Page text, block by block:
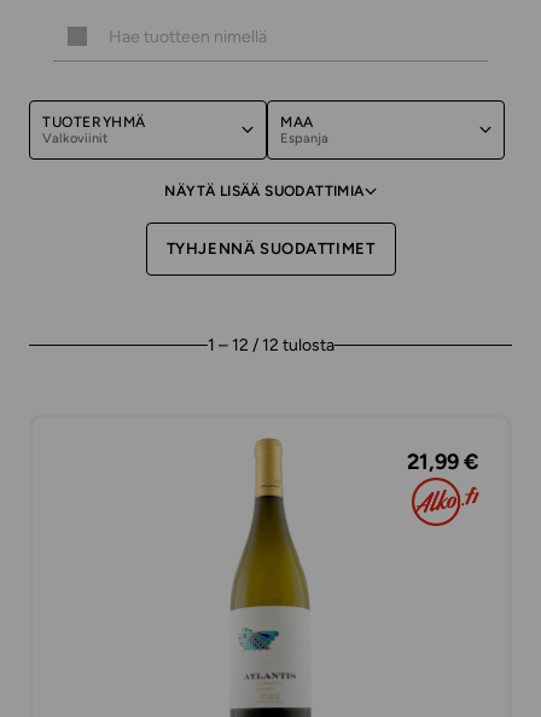
TUOTERYHMÄ
Valkoviinit
MAA
Espanja
NÄYTÄ LISÄÄ SUODATTIMIA
TYHJENNÄ SUODATTIMET
1 – 12 / 12 tulosta
21,99 €